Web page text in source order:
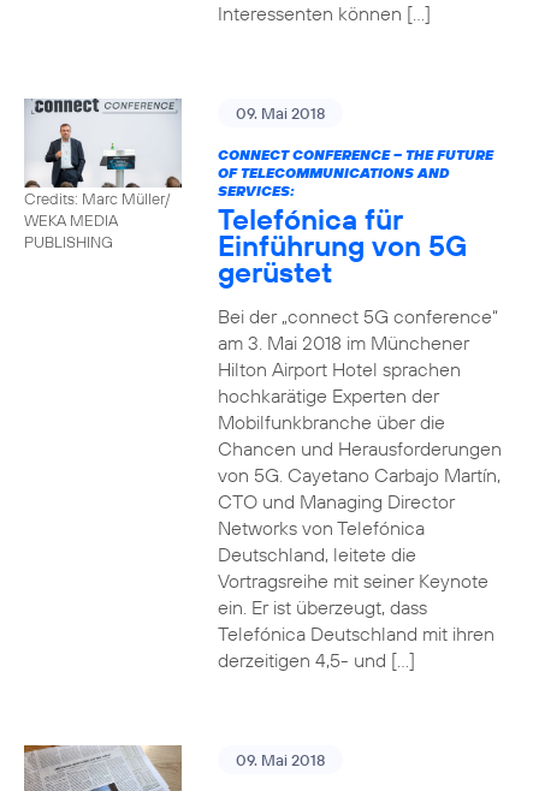
Interessenten können […]
Credits: Marc Müller/
WEKA MEDIA
PUBLISHING
09. Mai 2018
CONNECT CONFERENCE – THE FUTURE
OF TELECOMMUNICATIONS AND
SERVICES:
Telefónica für
Einführung von 5G
gerüstet
Bei der „connect 5G conference“
am 3. Mai 2018 im Münchener
Hilton Airport Hotel sprachen
hochkarätige Experten der
Mobilfunkbranche über die
Chancen und Herausforderungen
von 5G. Cayetano Carbajo Martín,
CTO und Managing Director
Networks von Telefónica
Deutschland, leitete die
Vortragsreihe mit seiner Keynote
ein. Er ist überzeugt, dass
Telefónica Deutschland mit ihren
derzeitigen 4,5- und […]
09. Mai 2018